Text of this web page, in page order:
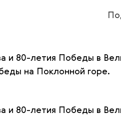
и 80-летия Победы в
на Поклонной горе.
и 80-летия Победы в